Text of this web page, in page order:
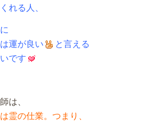
れる人、
運が良い
と言える
です
は、
霊の仕業。つまり、